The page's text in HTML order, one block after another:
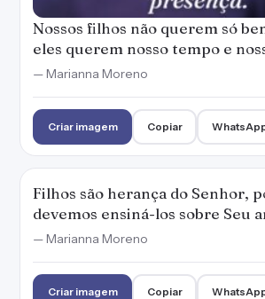
Criar imagem Copiar
Quanto mais amor um filho
se torna preparado para a vida.
— Marianna Moreno
Criar imagem Copiar